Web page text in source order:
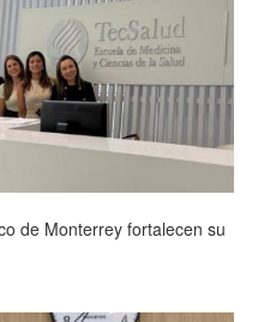
de Monterrey fortalecen su